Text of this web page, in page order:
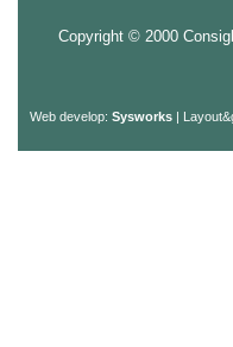
Copyright © 2000
Web develop: Sysworks |